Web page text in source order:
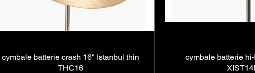
Schnellansicht
cymbale batterie crash 16" Istanbul thin
THC16
cymbale batterie